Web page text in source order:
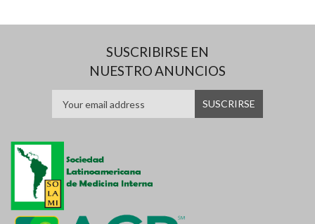
SUSCRIBIRSE EN
NUESTRO ANUNCIOS